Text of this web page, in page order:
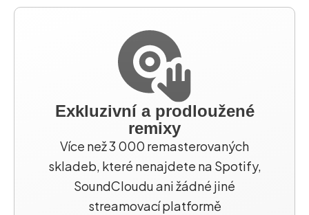
Exkluzivní a prodloužené
remixy
Více než 3 000 remasterovaných
skladeb, které nenajdete na Spotify,
SoundCloudu ani žádné jiné
streamovací platformě